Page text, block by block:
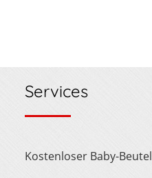
Services
Kostenloser Baby-Beutel